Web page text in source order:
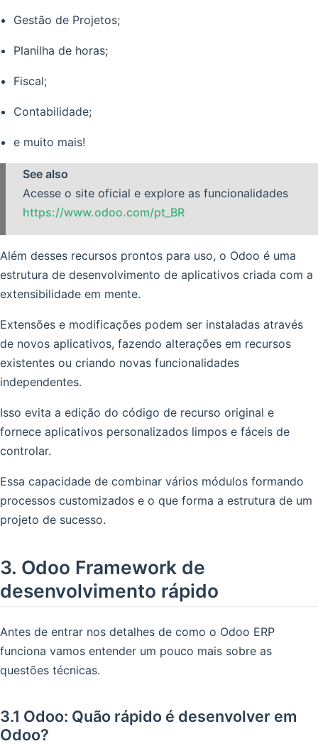
Gestão de Projetos;
Planilha de horas;
Fiscal;
Contabilidade;
e muito mais!
See also
Acesse o site oficial e explore as funcionalidades
https://www.odoo.com/pt_BR
Além desses recursos prontos para uso, o Odoo é uma
estrutura de desenvolvimento de aplicativos criada com a
extensibilidade em mente.
Extensões e modificações podem ser instaladas através
de novos aplicativos, fazendo alterações em recursos
existentes ou criando novas funcionalidades
independentes.
Isso evita a edição do código de recurso original e
fornece aplicativos personalizados limpos e fáceis de
controlar.
Essa capacidade de combinar vários módulos formando
processos customizados e o que forma a estrutura de um
projeto de sucesso.
3. Odoo Framework de
desenvolvimento rápido
Antes de entrar nos detalhes de como o Odoo ERP
funciona vamos entender um pouco mais sobre as
questões técnicas.
3.1 Odoo: Quão rápido é desenvolver em
Odoo?